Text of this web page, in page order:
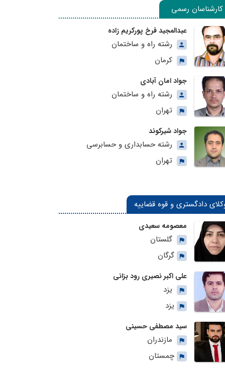
کارشناسان رسمی
عبدالمجید فرخ پورکریم زاده
رشته راه و ساختمان
کرمان
جواد امان آبادی
رشته راه و ساختمان
تهران
جواد شیرکوند
رشته حسابداری و حسابرسی
تهران
دادگستری و قوه قضاییه
معصومه سعیدی
گلستان
گرگان
علی اکبر نصیری رود بزانی
یزد
یزد
سید مصطفی حسینی
مازندران
چمستان